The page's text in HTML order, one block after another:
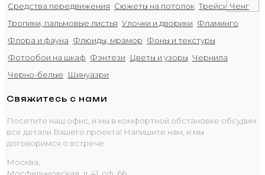
Средства передвижения Сюжеты на потолок Трейси Ченг
Тропики, пальмовые листья Улочки и дворики Фламинго
Флора и фауна Флюиды, мрамор Фоны и текстуры
Фотообои на шкаф Фэнтези Цветы и узоры Чернила
Черно-белые
Шинуазри
Свяжитесь с нами
Посетите наш офис, и мы в комфортной обстановке обсудим
все детали Вашего проекта! Напишите нам, и мы
договоримся о встрече.
Москва,
Мосфильмовская, д. 41, оф. 66